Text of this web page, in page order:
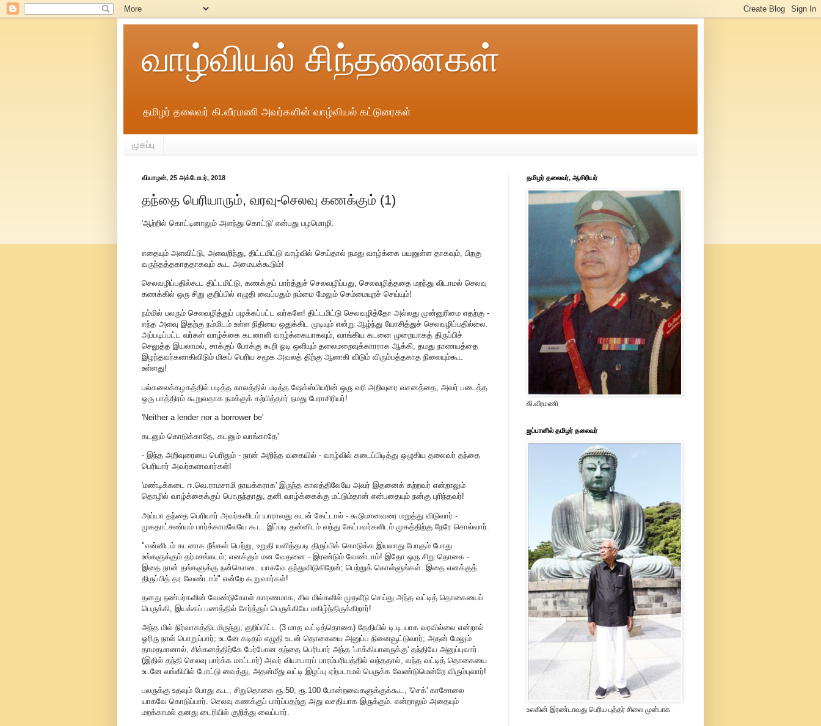
வாழ்வியல் சிந்தனைகள்
தமிழர் தலைவர் கி.வீரமணி அவர்களின் வாழ்வியல் கட்டுரைகள்
முகப்பு
வியாழன், 25 அக்டோபர், 2018
தந்தை பெரியாரும், வரவு-செலவு கணக்கும் (1)
'ஆற்றில் கொட்டினாலும் அளந்து கொட்டு' என்பது பழமொழி.
எதையும் அளவிட்டு, அளவறிந்து, திட்டமிட்டு வாழ்வில் செய்தால் நமது வாழ்க்கை பயனுள்ள தாகவும், பிறகு
வருந்தத்தகாததாகவும் கூட அமையக்கூடும்!
செலவழிப்பதில்கூட திட்டமிட்டு, கணக்குப் பார்த்துச் செலவழிப்பது, செலவழித்ததை மறந்து விடாமல் செலவு
கணக்கில் ஒரு சிறு குறிப்பில் எழுதி வைப்பதும் நம்மை மேலும் செம்மையுறச் செய்யும்!
நம்மில் பலரும் செலவழித்துப் பழக்கப்பட்ட வர்களே! திட்டமிட்டு செலவழித்தோ அல்லது முன்னுரிமை எதற்கு -
எந்த அளவு இதற்கு நம்மிடம் உள்ள நிதியை ஒதுக்கிட முடியும் என்று ஆழ்ந்து யோசித்துச் செலவழிப்பதில்லை.
அப்படிப்பட்ட வர்கள் வாழ்க்கை கடனாளி வாழ்க்கையாகவும், வாங்கிய கடனை முறையாகத் திருப்பிச்
செலுத்த இயலாமல், சாக்குப் போக்கு கூறி ஓடி ஒளியும் தலைமறைவுக்காரராக ஆக்கி, தமது நாணயத்தை
இழந்தவர்களாகிவிடும் மிகப் பெரிய சமூக அவலத் திற்கு ஆளாகி விடும் விரும்பத்தகாத நிலையும்கூட
உள்ளது!
பல்கலைக்கழகத்தில் படித்த காலத்தில் படித்த ஷேக்ஸ்பியரின் ஒரு வரி அறிவுரை வசனத்தை, அவர் படைத்த
ஒரு பாத்திரம் கூறுவதாக நமக்குக் கற்பித்தார் நமது பேராசிரியர்!
'Neither a lender nor a borrower be'
கடனும் கொடுக்காதே, கடனும் வாங்காதே'
- இந்த அறிவுரையை பெரிதும் - நான் அறிந்த வகையில் - வாழ்வில் கடைப்பிடித்து ஒழுகிய தலைவர் தந்தை
பெரியார் அவர்களாவார்கள்!
'மண்டிக்கடை ஈ.வெ.ராமசாமி நாயக்கராக' இருந்த காலத்திலேயே அவர் இதனைக் கற்றவர் என்றாலும்
தொழில் வாழ்க்கைக்குப் பொருந்தாது; தனி வாழ்க்கைக்கு மட்டும்தான் என்பதையும் நன்கு புரிந்தவர்!
அய்யா தந்தை பெரியார் அவர்களிடம் யாராவது கடன் கேட்டால் - கூடுமானவரை மறுத்து விடுவார் -
முகதாட்சண்யம் பார்க்காமலேயே கூட. இப்படி தன்னிடம் வந்து கேட்பவர்களிடம் முகத்திற்கு நேரே சொல்வார்.
"என்னிடம் கடனாக நீங்கள் பெற்று, உறுதி யளித்தபடி திருப்பிக் கொடுக்க இயலாது போகும் போது
உங்களுக்கும் தர்மசங்கடம்; எனக்கும் மன வேதனை - இரண்டும் வேண்டாம்! இதோ ஒரு சிறு தொகை -
இதை நான் தங்களுக்கு நன்கொடை யாகவே தந்துவிடுகிறேன்; பெற்றுக் கொள்ளுங்கள். இதை எனக்குத்
திருப்பித் தர வேண்டாம்" என்றே கூறுவார்கள்!
தனது நண்பர்களின் வேண்டுகோள் காரணமாக, சில மில்களில் முதலீடு செய்து அந்த வட்டித் தொகையைப்
பெருக்கி, இயக்கப் பணத்தில் சேர்த்துப் பெருக்கியே மகிழ்ந்திருக்கிறார்!
அந்த மில் நிர்வாகத்திடமிருந்து, குறிப்பிட்ட (3 மாத வட்டித்தொகை) தேதியில் டி.டி.யாக வரவில்லை என்றால்
ஓரிரு நாள் பொறுப்பார்; உடனே கடிதம் எழுதி உடன் தொகையை அனுப்ப நினைவூட்டுவார்; அதன் மேலும்
தாமதமானால், சிக்கனத்திற்கே பேர்போன தந்தை பெரியார் அந்த 'பாக்கியாளருக்கு' தந்தியே அனுப்புவார்.
(இதில் தந்தி செலவு பார்க்க மாட்டார்) அவர் வியாபாரப் பாரம்பரியத்தில் வந்ததால், வந்த வட்டித் தொகையை
உடனே வங்கியில் போட்டு வைத்து, அதன்மீது வட்டி இழப்பு ஏற்படாமல் பெருக்க வேண்டுமென்றே விரும்புவார்!
பலருக்கு உதவும் போது கூட, சிறுதொகை ரூ.50, ரூ.100 போன்றவைகளுக்குக்கூட, 'செக்' காசோலை
யாகவே கொடுப்பார். செலவு கணக்குப் பார்ப்பதற்கு அது வசதியாக இருக்கும். என்றாலும் அதையும்
மறக்காமல் தனது டைரியில் குறித்து வைப்பார்.
தமிழர் தலைவர், ஆசிரியர்
கி.வீரமணி
ஜப்பானில் தமிழர் தலைவர்
உலகின் இரண்டாவது பெரிய புத்தர் சிலை முன்பாக